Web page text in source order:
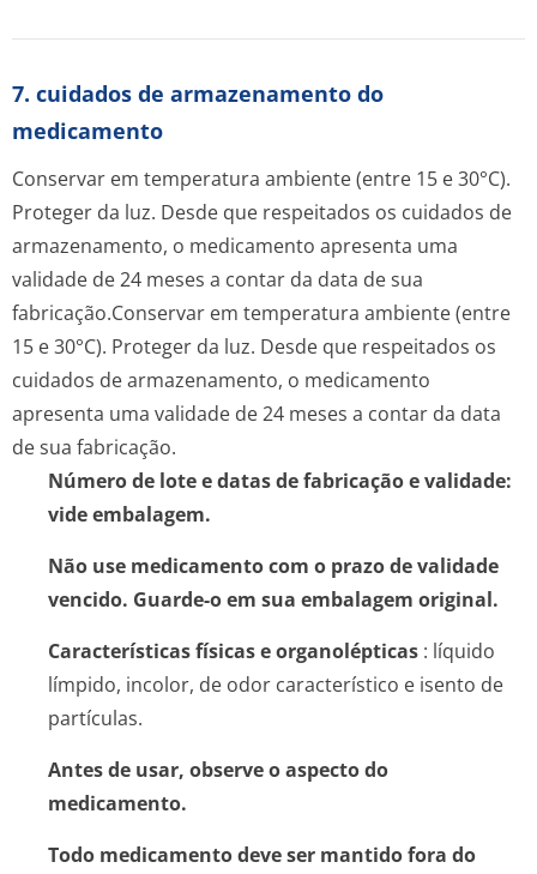
7. cuidados de armazenamento do
medicamento
Conservar em temperatura ambiente (entre 15 e 30°C).
Proteger da luz. Desde que respeitados os cuidados de
armazenamento, o medicamento apresenta uma
validade de 24 meses a contar da data de sua
fabricação.Conservar em temperatura ambiente (entre
15 e 30°C). Proteger da luz. Desde que respeitados os
cuidados de armazenamento, o medicamento
apresenta uma validade de 24 meses a contar da data
de sua fabricação.
Número de lote e datas de fabricação e validade:
vide embalagem.
Não use medicamento com o prazo de validade
vencido. Guarde-o em sua embalagem original.
Características físicas e organolépticas : líquido
límpido, incolor, de odor característico e isento de
partículas.
Antes de usar, observe o aspecto do
medicamento.
Todo medicamento deve ser mantido fora do